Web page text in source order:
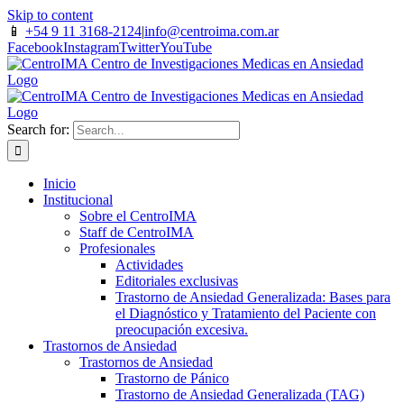
Skip to content
📱 +54 9 11 3168-2124|info@centroima.com.ar
FacebookInstagramTwitterYouTube
Search for:
Inicio
Institucional
Sobre el CentroIMA
Staff de CentroIMA
Profesionales
Actividades
Editoriales exclusivas
Trastorno de Ansiedad Generalizada: Bases para
el Diagnóstico y Tratamiento del Paciente con
preocupación excesiva.
Trastornos de Ansiedad
Trastornos de Ansiedad
Trastorno de Pánico
Trastorno de Ansiedad Generalizada (TAG)